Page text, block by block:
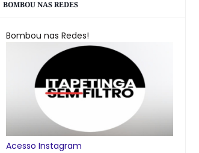
BOMBOU NAS REDES
Bombou nas Redes!
Acesso Instagram